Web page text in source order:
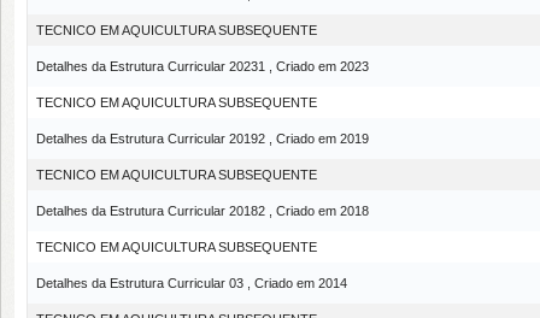
TECNICO EM AQUICULTURA SUBSEQUENTE
Detalhes da Estrutura Curricular 20231 , Criado em 2023
TECNICO EM AQUICULTURA SUBSEQUENTE
Detalhes da Estrutura Curricular 20192 , Criado em 2019
TECNICO EM AQUICULTURA SUBSEQUENTE
Detalhes da Estrutura Curricular 20182 , Criado em 2018
TECNICO EM AQUICULTURA SUBSEQUENTE
Detalhes da Estrutura Curricular 03 , Criado em 2014